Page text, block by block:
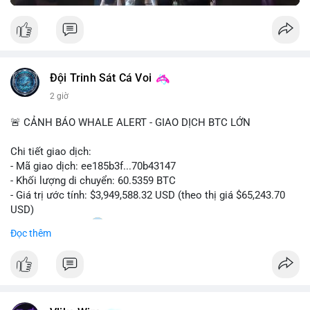
Đội Trinh Sát Cá Voi
2 giờ
🚨 CẢNH BÁO WHALE ALERT - GIAO DỊCH BTC LỚN
Chi tiết giao dịch:
- Mã giao dịch: ee185b3f...70b43147
- Khối lượng di chuyển: 60.5359 BTC
- Giá trị ước tính: $3,949,588.32 USD (theo thị giá $65,243.70
USD)
- Thời gian: 15:20
Nhận định phân tích:
Khối lượng 60.5 BTC trị giá gần 4 triệu USD được di chuyển
Đọc thêm